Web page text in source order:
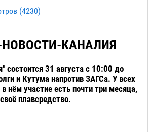
(4230)
КАНАЛИЯ
состоится 31 августа с 10:00 до
и Кутума напротив ЗАГСа. У всех
нём участие есть почти три месяца,
плавсредство.